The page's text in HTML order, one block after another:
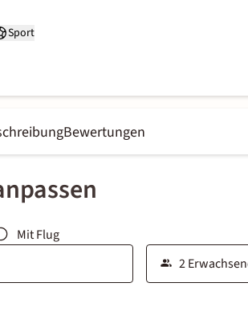
Sport
Bewertungen
Mit Flug